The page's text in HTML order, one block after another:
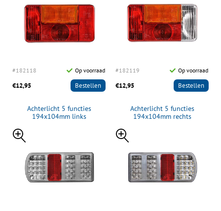
#182118 Op voorraad
€12,95 Bestellen
Achterlicht 5 functies
194x104mm links
#182119 Op voorraad
€12,95 Bestellen
Achterlicht 5 functies
194x104mm rechts